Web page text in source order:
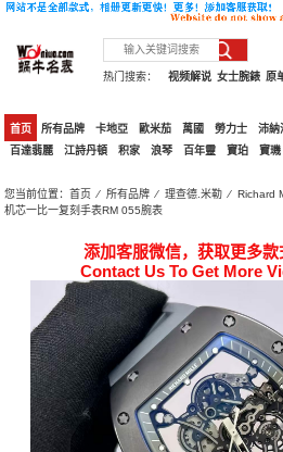
热门搜索： 原
女士腕錶
视频解说
首页 所有品牌 卡地亞 歐米茄 萬國 勞力士 沛納
百達翡麗
江詩丹頓 积家 浪琴 百年靈 寶珀 寶璣
您当前位置：首页 ⁄所有品牌 ⁄理查德.米勒 ⁄ Richard
机芯一比一复刻手表RM 055腕表
添加客服微信，获取更多款
Contact Us To Get More